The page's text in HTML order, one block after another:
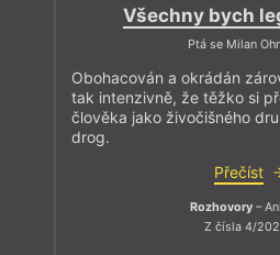
Všechny bych
Ptá se Milan
Obohacován a okrádán
tak intenzivně, že těžko si
člověka jako živočišného
drog.
Přečíst
Rozhovory–
Z čísla 4/